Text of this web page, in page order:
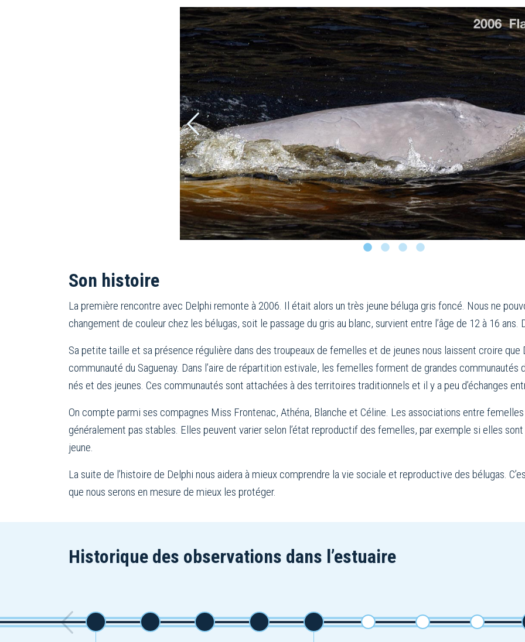
Son histoire
La première rencontre avec Delphi remonte à 2006. Il était alors un très jeune béluga gris foncé. Nous ne
changement de couleur chez les bélugas, soit le passage du gris au blanc, survient entre l’âge de 12 à 16
Sa petite taille et sa présence régulière dans des troupeaux de femelles et de jeunes nous laissent croire
communauté du Saguenay. Dans l’aire de répartition estivale, les femelles forment de grandes communautés
nés et des jeunes. Ces communautés sont attachées à des territoires traditionnels et il y a peu d’échanges
On compte parmi ses compagnes Miss Frontenac, Athéna, Blanche et Céline. Les associations entre
généralement pas stables. Elles peuvent varier selon l’état reproductif des femelles, par exemple si elles
jeune.
La suite de l’histoire de Delphi nous aidera à mieux comprendre la vie sociale et reproductive des bélugas.
que nous serons en mesure de mieux les protéger.
Historique des observations dans l’estuaire